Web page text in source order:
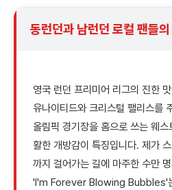
동런던과 남런던 로컬 팬들
영국 런던 프리미어 리그의 진한
유나이티드와 크리스털 팰리스를
올림픽 경기장을 홈으로 쓰는 웨
활한 개방감이 특징입니다. 제가
까지 걸어가는 길에 마주한 수만
'I'm Forever Blowing Bubbles'